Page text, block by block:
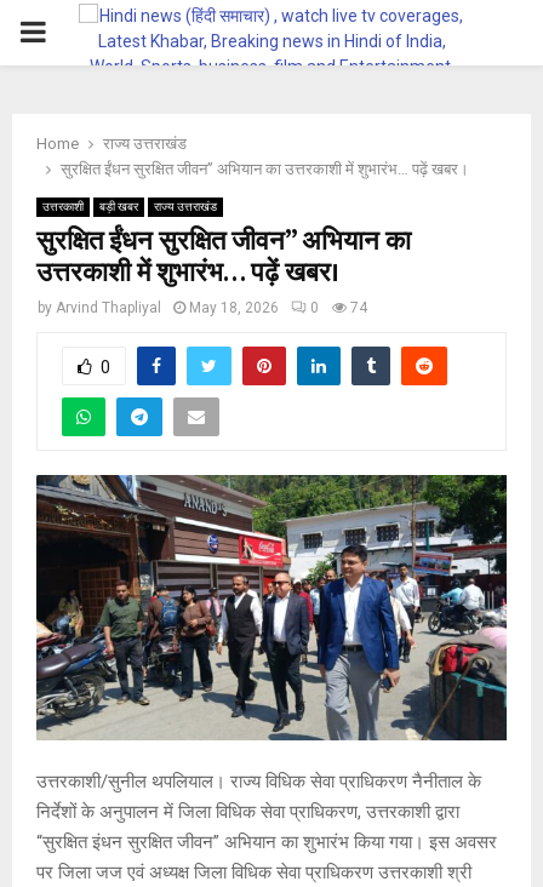
PRIMARY
Home
राज्य उत्तराखंड
सुरक्षित ईंधन सुरक्षित जीवन” अभियान का उत्तरकाशी में शुभारंभ… पढ़ें खबर।
उत्तरकाशी बड़ी खबर राज्य उत्तराखंड
सुरक्षित ईंधन सुरक्षित जीवन” अभियान का
उत्तरकाशी में शुभारंभ… पढ़ें खबर।
by Arvind Thapliyal May 18, 2026 0 74
0
उत्तरकाशी/सुनील थपलियाल। राज्य विधिक सेवा प्राधिकरण नैनीताल के
निर्देशों के अनुपालन में जिला विधिक सेवा प्राधिकरण, उत्तरकाशी द्वारा
“सुरक्षित इंधन सुरक्षित जीवन” अभियान का शुभारंभ किया गया। इस अवसर
पर जिला जज एवं अध्यक्ष जिला विधिक सेवा प्राधिकरण उत्तरकाशी श्री